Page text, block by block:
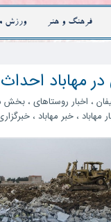
فرهنگ و هنر ورزش
مهاباد
، اخبار روستاهای ،بخش
مهاباد ،خبر مهاباد ،